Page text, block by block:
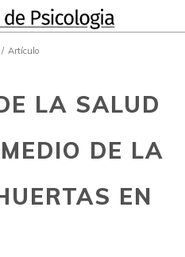
/ Artículo
LA SALUD
DE LA
EN